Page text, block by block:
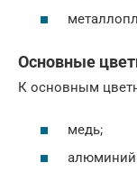
Основные
К основным
медь;